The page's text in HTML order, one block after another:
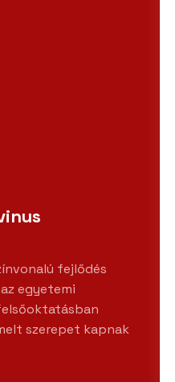
fejlődés
egyetemi
szerepet kapnak